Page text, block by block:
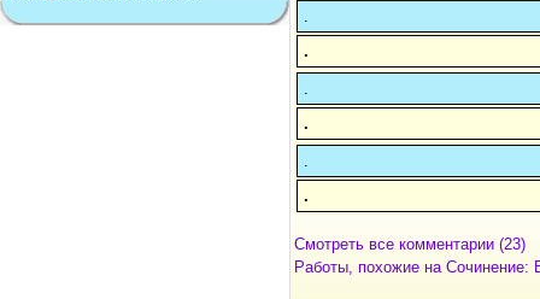
.
.
.
Смотреть все комментарии (23)
Работы, похожие на Сочинение: